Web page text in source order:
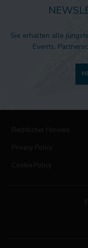
Sie erhalten alle
Events,
Rechtlicher Hinweis
Privacy Policy
Cookie Policy